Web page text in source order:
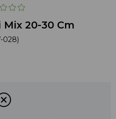
20-30 Cm
028)